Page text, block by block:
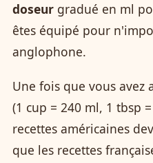
doseur gradué en ml
êtes équipé pour
anglophone.
Une fois que vous avez
(1 cup = 240 ml, 1 tbsp
recettes américaines
que les recettes